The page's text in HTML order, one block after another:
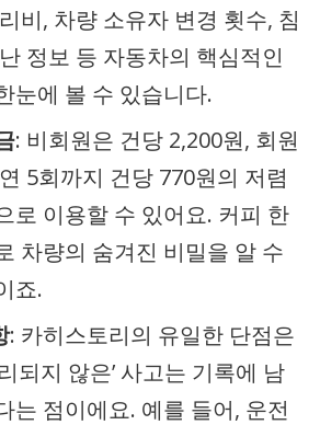
비, 차량 소유자 변경 횟수, 침
정보 등 자동차의 핵심적인
눈에 볼 수 있습니다.
: 비회원은 건당 2,200원, 회원
5회까지 건당 770원의 저렴
로 이용할 수 있어요. 커피 한
차량의 숨겨진 비밀을 알 수
죠.
: 카히스토리의 유일한 단점은
되지 않은’ 사고는 기록에 남
는 점이에요. 예를 들어, 운전